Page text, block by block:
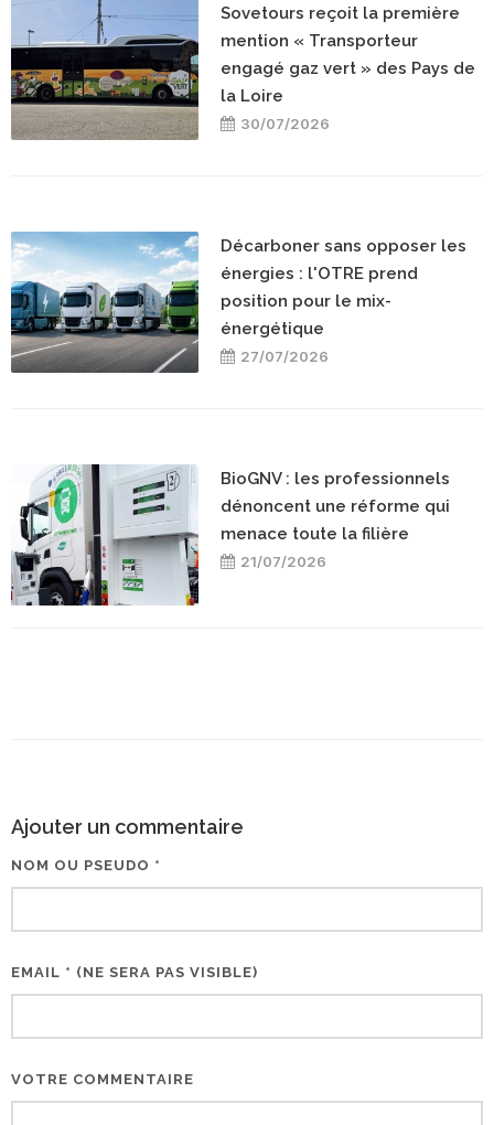
Sovetours reçoit la première
mention « Transporteur
engagé gaz vert » des Pays de
la Loire
30/07/2026
Décarboner sans opposer les
énergies : l'OTRE prend
position pour le mix-
énergétique
27/07/2026
BioGNV : les professionnels
dénoncent une réforme qui
menace toute la filière
21/07/2026
Ajouter un commentaire
NOM OU PSEUDO *
EMAIL * (NE SERA PAS VISIBLE)
VOTRE COMMENTAIRE